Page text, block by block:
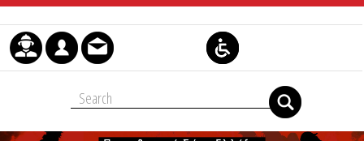
Μετάβαση στο περιεχόμενο